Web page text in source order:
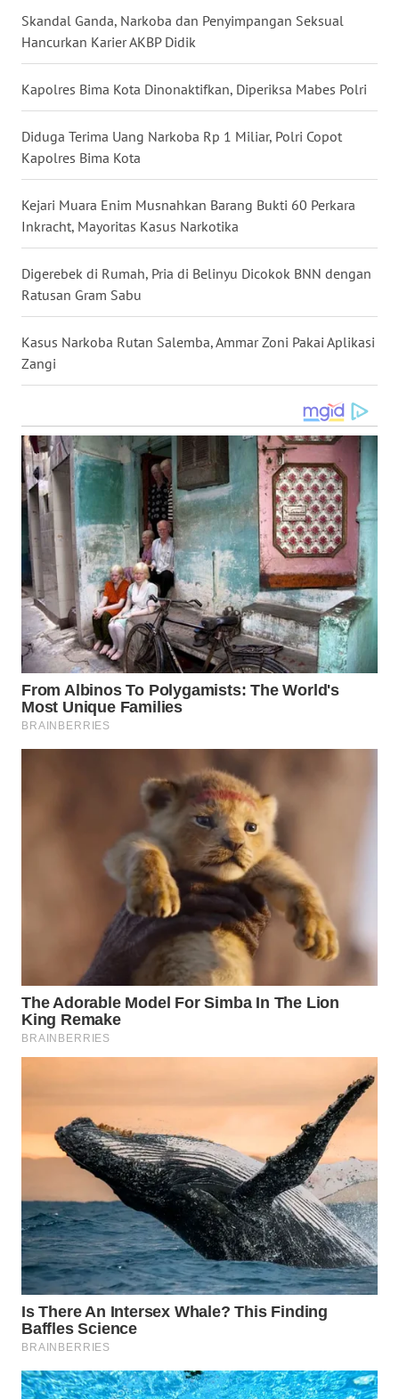
Skandal Ganda, Narkoba dan Penyimpangan Seksual
Hancurkan Karier AKBP Didik
Kapolres Bima Kota Dinonaktifkan, Diperiksa Mabes Polri
Diduga Terima Uang Narkoba Rp 1 Miliar, Polri Copot
Kapolres Bima Kota
Kejari Muara Enim Musnahkan Barang Bukti 60 Perkara
Inkracht, Mayoritas Kasus Narkotika
Digerebek di Rumah, Pria di Belinyu Dicokok BNN dengan
Ratusan Gram Sabu
Kasus Narkoba Rutan Salemba, Ammar Zoni Pakai Aplikasi
Zangi
WN
BABEL
WN
SUMBAR
WN
SUMSEL
WN
WN
WN
JATENG
NUSANTARA
WN
JOGJA
WN
JATIM
WN
BALI
WN
KALBAR
WN
WN
SULSEL
WN
SULUT
WN
MALUKU
WN
MALUT
WN